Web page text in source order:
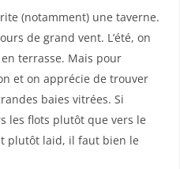
(notamment) une taverne.
de grand vent. L’été, on
terrasse. Mais pour
et on apprécie de trouver
baies vitrées. Si
les flots plutôt que vers le
plutôt laid, il faut bien le